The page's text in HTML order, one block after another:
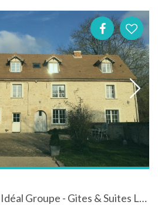
Plaine VERSAILLES - Idéal Groupe - Gites & Suites LA VILLA MOULIN de CHAMPIE